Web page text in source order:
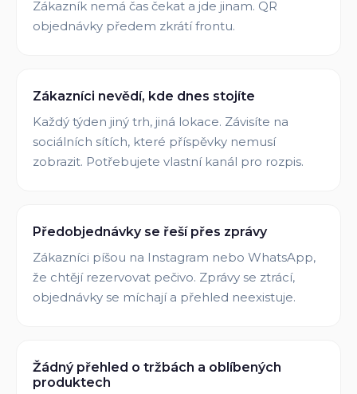
Zákazník nemá čas čekat a jde jinam. QR
objednávky předem zkrátí frontu.
Zákazníci nevědí, kde dnes stojíte
Každý týden jiný trh, jiná lokace. Závisíte na
sociálních sítích, které příspěvky nemusí
zobrazit. Potřebujete vlastní kanál pro rozpis.
Předobjednávky se řeší přes zprávy
Zákazníci píšou na Instagram nebo WhatsApp,
že chtějí rezervovat pečivo. Zprávy se ztrácí,
objednávky se míchají a přehled neexistuje.
Žádný přehled o tržbách a oblíbených
produktech